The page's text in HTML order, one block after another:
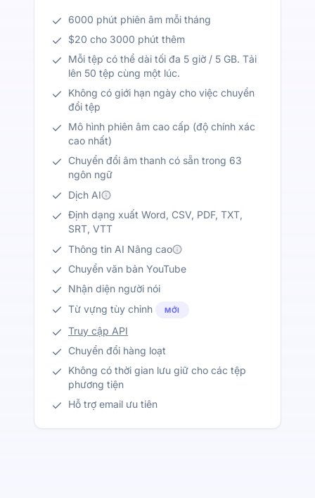
6000 phút phiên âm mỗi tháng
$20 cho 3000 phút thêm
Mỗi tệp có thể dài tối đa 5 giờ / 5 GB. Tải
lên 50 tệp cùng một lúc.
Không có giới hạn ngày cho việc chuyển
đổi tệp
Mô hình phiên âm cao cấp (độ chính xác
cao nhất)
Chuyển đổi âm thanh có sẵn trong 63
ngôn ngữ
Dịch AI
Định dạng xuất Word, CSV, PDF, TXT,
SRT, VTT
Thông tin AI Nâng cao
Chuyển văn bản YouTube
Nhận diện người nói
Từ vựng tùy chỉnh
MỚI
Truy cập API
Chuyển đổi hàng loạt
Không có thời gian lưu giữ cho các tệp
phương tiện
Hỗ trợ email ưu tiên